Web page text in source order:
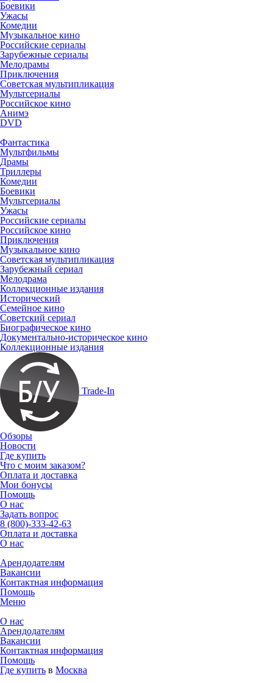
Боевики
Ужасы
Комедии
Музыкальное кино
Российские сериалы
Зарубежные сериалы
Мелодрамы
Приключения
Советская мультипликация
Мультсериалы
Российское кино
Анимэ
DVD
Фантастика
Мультфильмы
Драмы
Триллеры
Комедии
Боевики
Мультсериалы
Ужасы
Российские сериалы
Российское кино
Приключения
Музыкальное кино
Советская мультипликация
Зарубежный сериал
Мелодрама
Коллекционные издания
Исторический
Семейное кино
Советский сериал
Биографическое кино
Документально-историческое кино
Коллекционные издания
Trade-In
Обзоры
Новости
Где купить
Что с моим заказом?
Оплата и доставка
Мои бонусы
Помощь
О нас
Задать вопрос
8 (800)-333-42-63
Оплата и доставка
О нас
Арендодателям
Вакансии
Контактная информация
Помощь
Меню
О нас
Арендодателям
Вакансии
Контактная информация
Помощь
Где купить в Москва